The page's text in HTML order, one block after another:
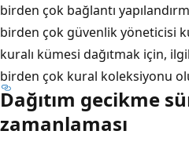
birden çok bağlantı
birden çok güvenlik yöneticisi
kuralı kümesi dağıtmak için,
birden çok kural koleksiyonu
Dağıtım gecikme
zamanlaması